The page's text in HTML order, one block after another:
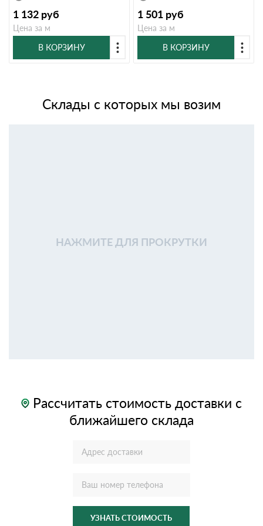
1 132 руб
Цена за м
В КОРЗИНУ
1 501 руб
Цена за м
В КОРЗИНУ
Склады с которых мы возим
НАЖМИТЕ ДЛЯ ПРОКРУТКИ
Рассчитать стоимость доставки с
ближайшего склада
УЗНАТЬ СТОИМОСТЬ